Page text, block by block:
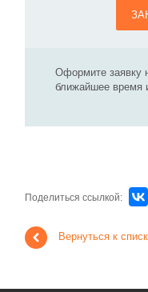
Оформите заявку
ближайшее время
Поделиться ссылкой:
Вернуться к